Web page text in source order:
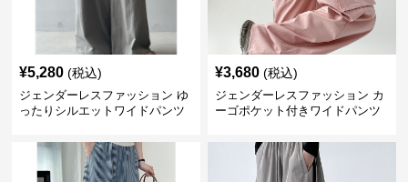
¥5,280 (税込)
ジェンダーレスファッション ゆ
ったりシルエットワイドパンツ
¥3,680 (税込)
ジェンダーレスファッション カ
ーゴポケット付きワイドパンツ